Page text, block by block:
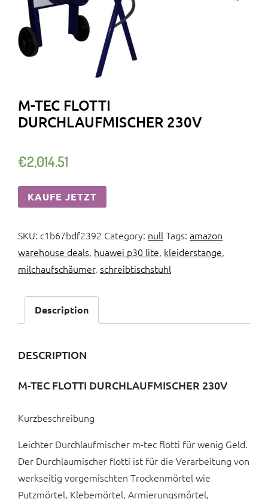
M-TEC FLOTTI
DURCHLAUFMISCHER 230V
€2,014.51
KAUFE JETZT
SKU: c1b67bdf2392 Category: null Tags: amazon
warehouse deals, huawei p30 lite, kleiderstange,
milchaufschäumer, schreibtischstuhl
Description
DESCRIPTION
M-TEC FLOTTI DURCHLAUFMISCHER 230V
Kurzbeschreibung
Leichter Durchlaufmischer m-tec flotti für wenig Geld.
Der Durchlaumischer flotti ist für die Verarbeitung von
werkseitig vorgemischten Trockenmörtel wie
Putzmörtel, Klebemörtel, Armierungsmörtel,